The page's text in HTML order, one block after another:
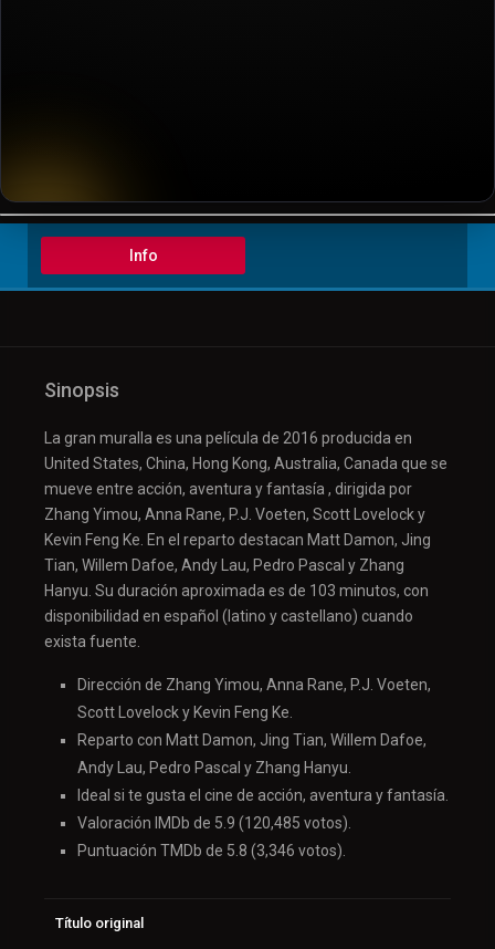
▶️ Play
Info
Sinopsis
La gran muralla es una película de 2016 producida en
United States, China, Hong Kong, Australia, Canada que se
mueve entre acción, aventura y fantasía , dirigida por
Zhang Yimou, Anna Rane, P.J. Voeten, Scott Lovelock y
Kevin Feng Ke. En el reparto destacan Matt Damon, Jing
Tian, Willem Dafoe, Andy Lau, Pedro Pascal y Zhang
Hanyu. Su duración aproximada es de 103 minutos, con
disponibilidad en español (latino y castellano) cuando
exista fuente.
Dirección de Zhang Yimou, Anna Rane, P.J. Voeten,
Scott Lovelock y Kevin Feng Ke.
Reparto con Matt Damon, Jing Tian, Willem Dafoe,
Andy Lau, Pedro Pascal y Zhang Hanyu.
Ideal si te gusta el cine de acción, aventura y fantasía.
Valoración IMDb de 5.9 (120,485 votos).
Puntuación TMDb de 5.8 (3,346 votos).
Título original